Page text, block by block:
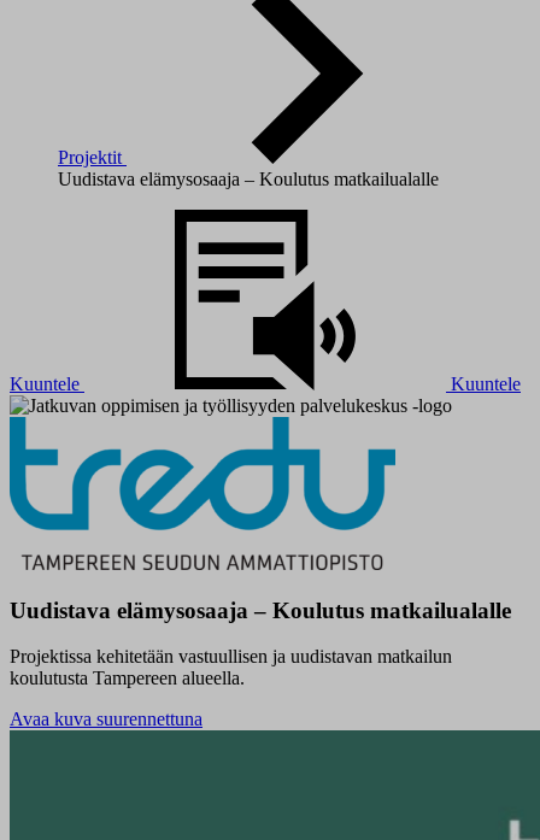
Projektit
Uudistava elämysosaaja – Koulutus matkailualalle
Kuuntele Kuuntele
Uudistava elämysosaaja – Koulutus matkailualalle
Projektissa kehitetään vastuullisen ja uudistavan matkailun
koulutusta Tampereen alueella.
Avaa kuva suurennettuna